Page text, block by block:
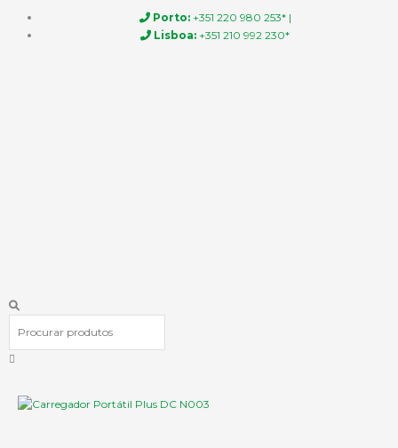
Porto:+351 220 980 253* |
Lisboa: +351 210 992 230*
Procurar